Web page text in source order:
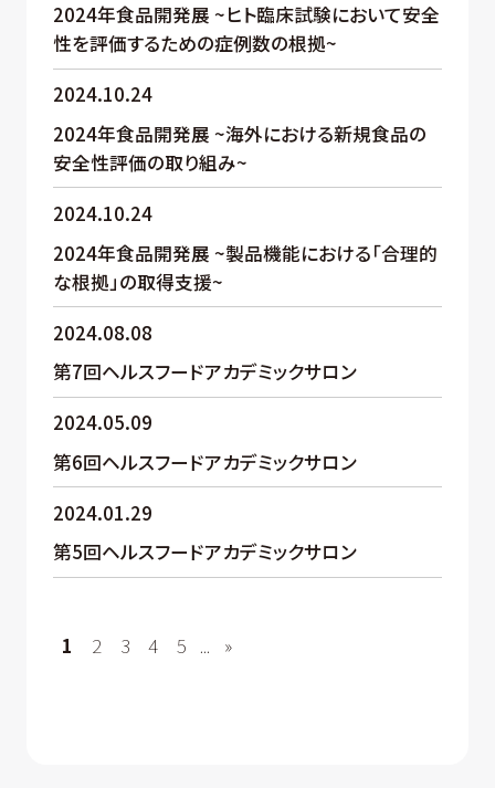
2024年食品開発展 ~ヒト臨床試験において安全
性を評価するための症例数の根拠~
2024.10.24
2024年食品開発展 ~海外における新規食品の
安全性評価の取り組み~
2024.10.24
2024年食品開発展 ~製品機能における「合理的
な根拠」の取得支援~
2024.08.08
第7回ヘルスフードアカデミックサロン
2024.05.09
第6回ヘルスフードアカデミックサロン
2024.01.29
第5回ヘルスフードアカデミックサロン
1 2 3 4 5 ... »